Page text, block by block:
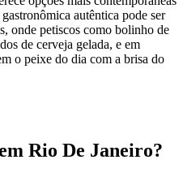
autêntica pode ser
onde petiscos como bolinho de
de cerveja gelada, e em
o peixe do dia com a brisa do
Rio De Janeiro?